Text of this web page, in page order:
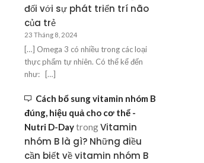
đối với sự phát triển trí não
của trẻ
23 Tháng 8, 2024
[…] Omega 3 có nhiều trong các loại
thực phẩm tự nhiên. Có thể kể đến
như: […]
Cách bổ sung vitamin nhóm B
đúng, hiệu quả cho cơ thể -
Nutri D-DaytrongVitamin
nhóm B là gì? Những điều
cần biết về vitamin nhóm B